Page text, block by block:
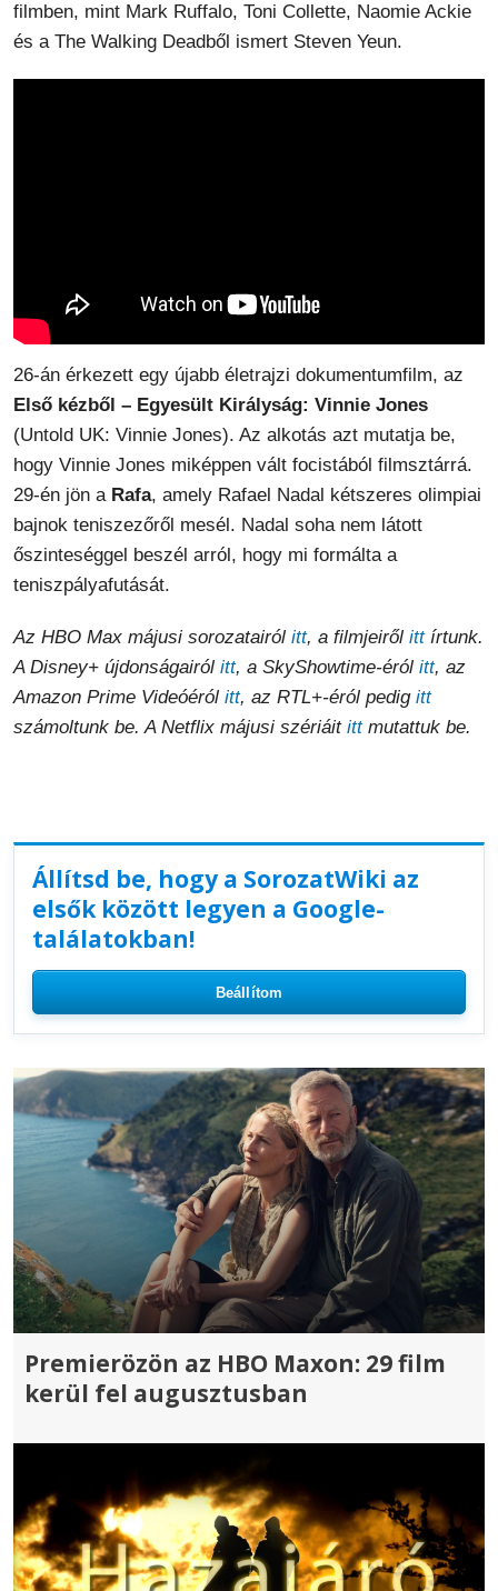
filmben, mint Mark Ruffalo, Toni Collette, Naomie Ackie
és a The Walking Deadből ismert Steven Yeun.
26-án érkezett egy újabb életrajzi dokumentumfilm, az
Első kézből – Egyesült Királyság: Vinnie Jones
(Untold UK: Vinnie Jones). Az alkotás azt mutatja be,
hogy Vinnie Jones miképpen vált focistából filmsztárrá.
29-én jön a Rafa, amely Rafael Nadal kétszeres olimpiai
bajnok teniszezőről mesél. Nadal soha nem látott
őszinteséggel beszél arról, hogy mi formálta a
teniszpályafutását.
Az HBO Max májusi sorozatairól itt, a filmjeiről ittírtunk.
A Disney+ újdonságairól itt, a SkyShowtime-éról itt, az
Amazon Prime Videóéról itt, az RTL+-éról pedig itt
számoltunk be. A Netflix májusi szériáit ittmutattuk be.
Állítsd be, hogy a SorozatWiki az
elsők között legyen a Google-
találatokban!
Beállítom
Premierözön az HBO Maxon: 29 film
kerül fel augusztusban